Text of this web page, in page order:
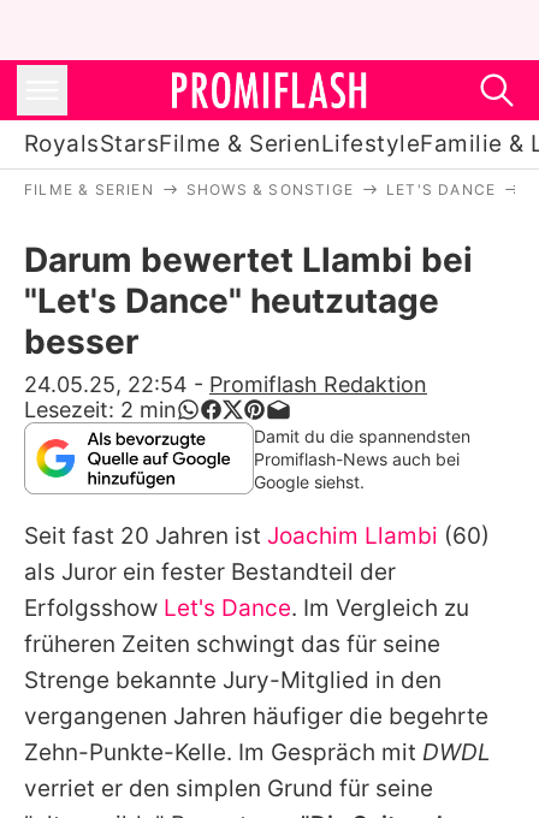
RoyalsStarsFilme & SerienLifestyleFamilie &
Stars
Filme & Serien
Lifestyle
Familie & Liebe
Promiflash Exklusiv
Alle Themen auf Promiflash
Jobs
App runterladen
Team
Redaktionelle Richtlinien
Impressum
FILME & SERIEN SHOWS & SONSTIGE LET'S DANCE
Darum bewertet Llambi bei
"Let's Dance" heutzutage
besser
24.05.25, 22:54 - Promiflash Redaktion
Lesezeit: 2 min
Damit du die spannendsten
Promiflash-News auch bei
Google siehst.
Seit fast 20 Jahren ist Joachim Llambi (60)
als Juror ein fester Bestandteil der
Erfolgsshow Let's Dance. Im Vergleich zu
früheren Zeiten schwingt das für seine
Strenge bekannte Jury-Mitglied in den
vergangenen Jahren häufiger die begehrte
Zehn-Punkte-Kelle. Im Gespräch mit DWDL
verriet er den simplen Grund für seine